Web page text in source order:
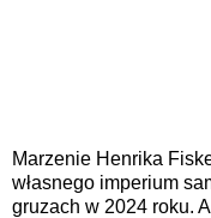
Marzenie Henrika
własnego imperium
gruzach w 2024 roku.